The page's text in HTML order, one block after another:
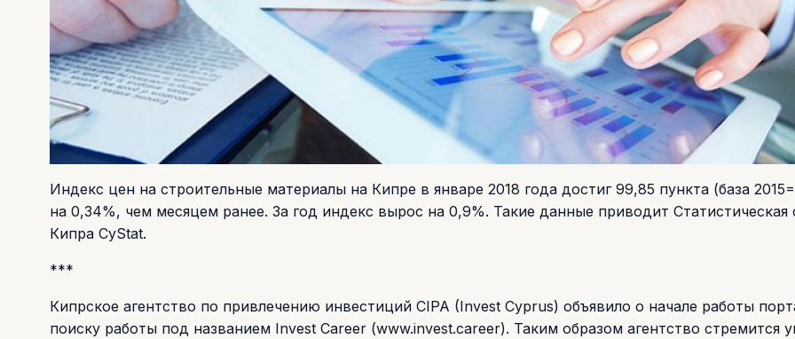
Индекс цен на строительные материалы на Кипре в январе 2018 года достиг 99,85 пункта (база
на 0,34%, чем месяцем ранее. За год индекс вырос на 0,9%. Такие данные приводит Статистическая
Кипра CyStat.
***
Кипрское агентство по привлечению инвестиций CIPA (Invest Cyprus) объявило о начале работы
поиску работы под названием Invest Career (www.invest.career). Таким образом агентство стремится